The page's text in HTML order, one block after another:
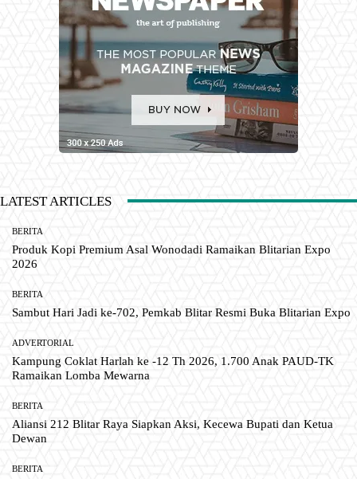
LATEST ARTICLES
BERITA
Produk Kopi Premium Asal Wonodadi Ramaikan Blitarian Expo
2026
BERITA
Sambut Hari Jadi ke-702, Pemkab Blitar Resmi Buka Blitarian Expo
ADVERTORIAL
Kampung Coklat Harlah ke -12 Th 2026, 1.700 Anak PAUD-TK
Ramaikan Lomba Mewarna
BERITA
Aliansi 212 Blitar Raya Siapkan Aksi, Kecewa Bupati dan Ketua
Dewan
BERITA